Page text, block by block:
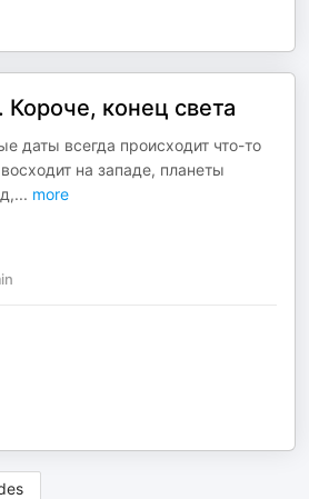
конец света
даты всегда происходит что-то
на западе, планеты
... more